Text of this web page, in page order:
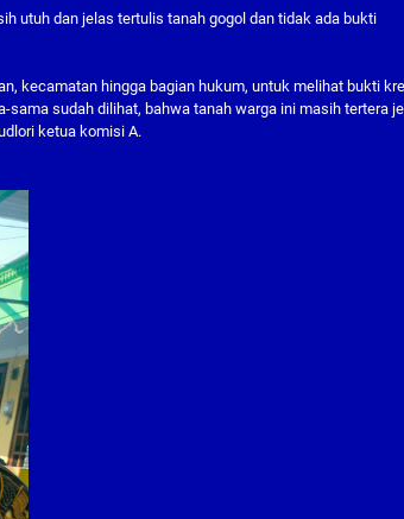
utuh dan jelas tertulis tanah gogol dan tidak ada bukti
kecamatan hingga bagian hukum, untuk melihat bukti
sudah dilihat, bahwa tanah warga ini masih tertera
ketua komisi A.